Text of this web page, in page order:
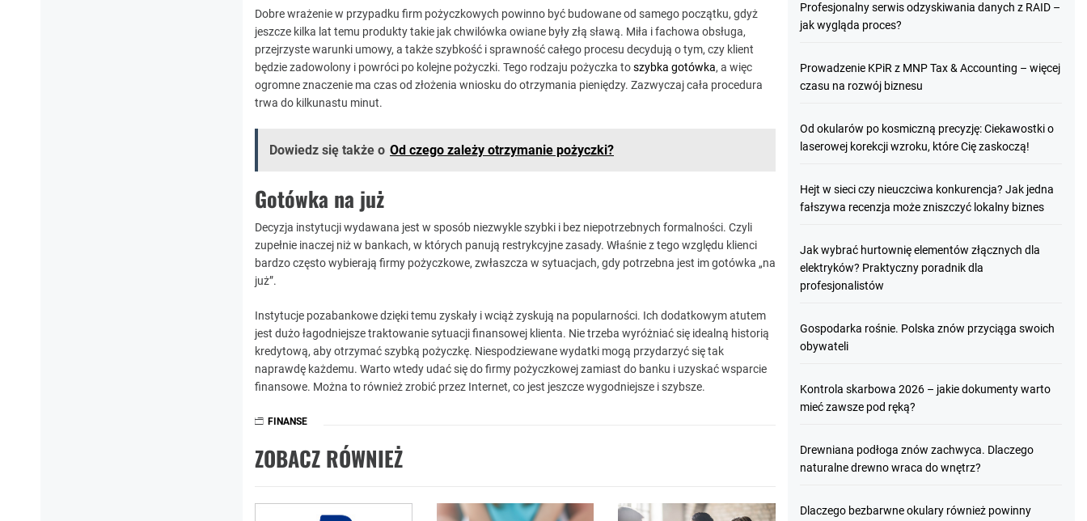
Dobre wrażenie w przypadku firm pożyczkowych powinno być budowane od samego początku, gdyż
jeszcze kilka lat temu produkty takie jak chwilówka owiane były złą sławą. Miła i fachowa obsługa,
przejrzyste warunki umowy, a także szybkość i sprawność całego procesu decydują o tym, czy klient
będzie zadowolony i powróci po kolejne pożyczki. Tego rodzaju pożyczka toszybka gotówka, a więc
ogromne znaczenie ma czas od złożenia wniosku do otrzymania pieniędzy. Zazwyczaj cała procedura
trwa do kilkunastu minut.
Dowiedz się także o Od czego zależy otrzymanie pożyczki?
Gotówka na już
Decyzja instytucji wydawana jest w sposób niezwykle szybki i bez niepotrzebnych formalności. Czyli
zupełnie inaczej niż w bankach, w których panują restrykcyjne zasady. Właśnie z tego względu klienci
bardzo często wybierają firmy pożyczkowe, zwłaszcza w sytuacjach, gdy potrzebna jest im gotówka „na
już”.
Instytucje pozabankowe dzięki temu zyskały i wciąż zyskują na popularności. Ich dodatkowym atutem
jest dużo łagodniejsze traktowanie sytuacji finansowej klienta. Nie trzeba wyróżniać się idealną historią
kredytową, aby otrzymać szybką pożyczkę. Niespodziewane wydatki mogą przydarzyć się tak
naprawdę każdemu. Warto wtedy udać się do firmy pożyczkowej zamiast do banku i uzyskać wsparcie
finansowe. Można to również zrobić przez Internet, co jest jeszcze wygodniejsze i szybsze.
FINANSE
ZOBACZ RÓWNIEŻ
Profesjonalny serwis odzyskiwania danych z RAID –
jak wygląda proces?
Prowadzenie KPiR z MNP Tax & Accounting – więcej
czasu na rozwój biznesu
Od okularów po kosmiczną precyzję: Ciekawostki o
laserowej korekcji wzroku, które Cię zaskoczą!
Hejt w sieci czy nieuczciwa konkurencja? Jak jedna
fałszywa recenzja może zniszczyć lokalny biznes
Jak wybrać hurtownię elementów złącznych dla
elektryków? Praktyczny poradnik dla
profesjonalistów
Gospodarka rośnie. Polska znów przyciąga swoich
obywateli
Kontrola skarbowa 2026 – jakie dokumenty warto
mieć zawsze pod ręką?
Drewniana podłoga znów zachwyca. Dlaczego
naturalne drewno wraca do wnętrz?
Dlaczego bezbarwne okulary również powinny